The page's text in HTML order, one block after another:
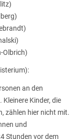
an den
Kinder, die
zählen hier nicht mit.
und
Stunden vor dem